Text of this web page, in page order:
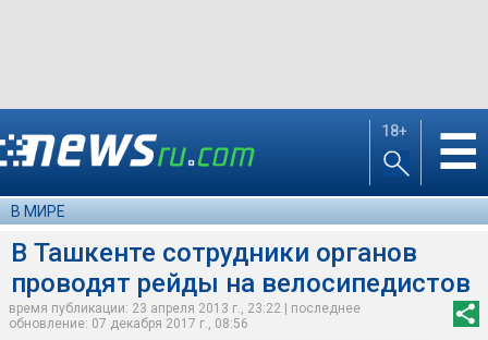
18+ ☰
В МИРЕ
В Ташкенте сотрудники органов
проводят рейды на велосипедистов
время публикации: 23 апреля 2013 г., 23:22 | последнее
обновление: 07 декабря 2017 г., 08:56